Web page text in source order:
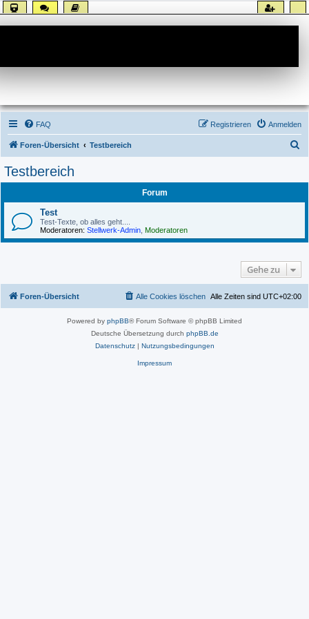
FAQ Anmelden
Registrieren
Foren-Übersicht Testbereich
Testbereich
Forum
Test
Test-Texte, ob alles geht....
Moderatoren: Stellwerk-Admin Moderatoren
Gehe zu
Foren-Übersicht Alle Zeiten sind UTC+02:00
Alle Cookies löschen
Powered by phpBB® Forum Software © phpBB Limited
Deutsche Übersetzung durch phpBB.de
Datenschutz| Nutzungsbedingungen
Impressum